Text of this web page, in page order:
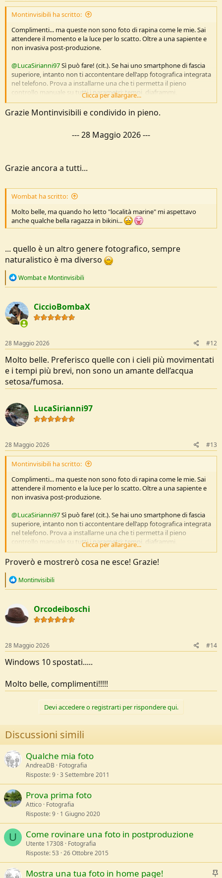
Montinvisibili ha scritto:
Complimenti... ma queste non sono foto di rapina come le mie. Sai
attendere il momento e la luce per lo scatto. Oltre a una sapiente e
non invasiva post-produzione.
@LucaSirianni97Sì può fare! (cit.). Se hai uno smartphone di fascia
superiore, intanto non ti accontentare dell'app fotografica integrata
nel telefono. Prova a installarne una che ti permetta il pieno
controllo manuale su tutti i parametri: tempi, diaframmi,
bilanciamento del bianco, intensità flash, ISO e altro. Ad esempio
Camera FV-5, ma ce ne sono altre.
Poi tieni pulito l'obiettivo, che in tasca diventa una schifezza.
Evita il controluce con il sole che batte direttamente sulle lenti. Nel
desideri che sia. Procedura simile per sovra o sotto esporre (si apre
un cursore).
(mosso).
E poi un minimo di post-produzione. Se non hai software specifici,
prova
https://pixlr.com/it/editor/#editor
Nella versione free ti fa lavorare quante foto vuoi, ma scaricare solo
Serve un po' di impegno (come asseriva l'economista Milton
Friedman: non esistono pasti gratis) e non ti attendere immagini
pratica avrai immagini che non sfigurano sullo schermo e anche in
stampe di medio formato.
Clicca per allargare...
Grazie Montinvisibili e condivido in pieno.
---28 Maggio 2026---
Grazie ancora a tutti...
Wombat ha scritto:
Molto belle, ma quando ho letto "località marine" mi aspettavo
anche qualche bella ragazza in bikini...
... quello è un altro genere fotografico, sempre
naturalistico è ma diverso
R
c
t
i
o
s
:
Wombate Montinvisibili
CiccioBombaX
28 Maggio 2026 #12
Molto belle. Preferisco quelle con i cieli più movimentati
e i tempi più brevi, non sono un amante dell’acqua
setosa/fumosa.
LucaSirianni97
28 Maggio 2026 #13
Montinvisibili ha scritto:
Complimenti... ma queste non sono foto di rapina come le mie. Sai
attendere il momento e la luce per lo scatto. Oltre a una sapiente e
non invasiva post-produzione.
@LucaSirianni97Sì può fare! (cit.). Se hai uno smartphone di fascia
superiore, intanto non ti accontentare dell'app fotografica integrata
nel telefono. Prova a installarne una che ti permetta il pieno
controllo manuale su tutti i parametri: tempi, diaframmi,
bilanciamento del bianco, intensità flash, ISO e altro. Ad esempio
Camera FV-5, ma ce ne sono altre.
Non usare lo zoom digitale che degrada fortemente l'immagine.
Evita il controluce con il sole che batte direttamente sulle lenti. Nel
Decidi tu il punto di messa a fuoco toccando lo schermo dove
desideri che sia. Procedura simile per sovra o sotto esporre (si apre
un cursore).
E poi un minimo di post-produzione. Se non hai software specifici,
prova
https://pixlr.com/it/editor/#editor
tre al giorno.
Friedman: non esistono pasti gratis) e non ti attendere immagini
stampe di medio formato.
Clicca per allargare...
Proverò e mostrerò cosa ne esce! Grazie!
R
c
t
i
o
s
:
Montinvisibili
Orcodeiboschi
28 Maggio 2026 #14
Windows 10 spostati.....
Molto belle, complimenti!!!!!
Devi accedere o registrarti per rispondere qui.
Discussioni simili
Qualche mia foto
AndreaDB
Fotografia
Risposte 9 3 Settembre 2011
Prova prima foto
Attico Fotografia
Risposte 9 1 Giugno 2020
U Come rovinare una foto in postproduzione
Utente 17308 Fotografia
Risposte 53 26 Ottobre 2015
I
Mostra una tua foto in home page!